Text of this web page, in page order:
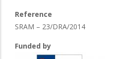
Reference
SRAM – 23/DRA/2014
Funded by